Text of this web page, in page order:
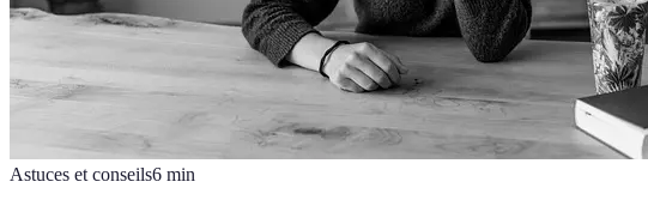
Astuces et conseils6 min